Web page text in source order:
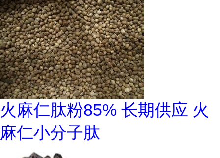
火麻仁肽粉85% 长期供应 火
麻仁小分子肽